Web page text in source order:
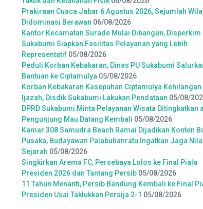
Prakiraan Cuaca Jabar 6 Agustus 2026, Sejumlah
Didominasi Berawan 06/08/2026
Kantor Kecamatan Surade Mulai Dibangun, Disperkim
Sukabumi Siapkan Fasilitas Pelayanan yang Lebih
Representatif 05/08/2026
Peduli Korban Kebakaran, Dinas PU Sukabumi
Bantuan ke Ciptamulya 05/08/2026
Korban Kebakaran Kasepuhan Ciptamulya Kehilangan
Ijazah, Disdik Sukabumi Lakukan Pendataan 05/08/
DPRD Sukabumi Minta Pelayanan Wisata Ditingkatkan
Pengunjung Mau Datang Kembali 05/08/2026
Kamar 308 Samudra Beach Ramai Dijadikan Konten
Pusaka, Budayawan Palabuhanratu Ingatkan Jaga
Sejarah 05/08/2026
Singkirkan Arema FC, Persebaya Lolos ke Final Piala
Presiden 2026 dan Tantang Persib 05/08/2026
11 Tahun Menanti, Persib Bandung Kembali ke Final
Presiden Usai Taklukkan Persija 2-1 05/08/2026